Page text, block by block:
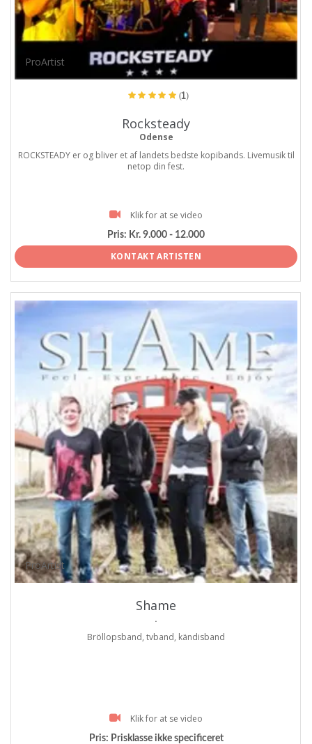
ProArtist
(1)
Rocksteady
Odense
ROCKSTEADY er og bliver et af landets bedste kopibands. Livemusik til
netop din fest.
Klik for at se video
Pris: Kr. 9.000 - 12.000
KONTAKT ARTISTEN
ProArtist
Shame
.
Bröllopsband, tvband, kändisband
Klik for at se video
Pris: Prisklasse ikke specificeret